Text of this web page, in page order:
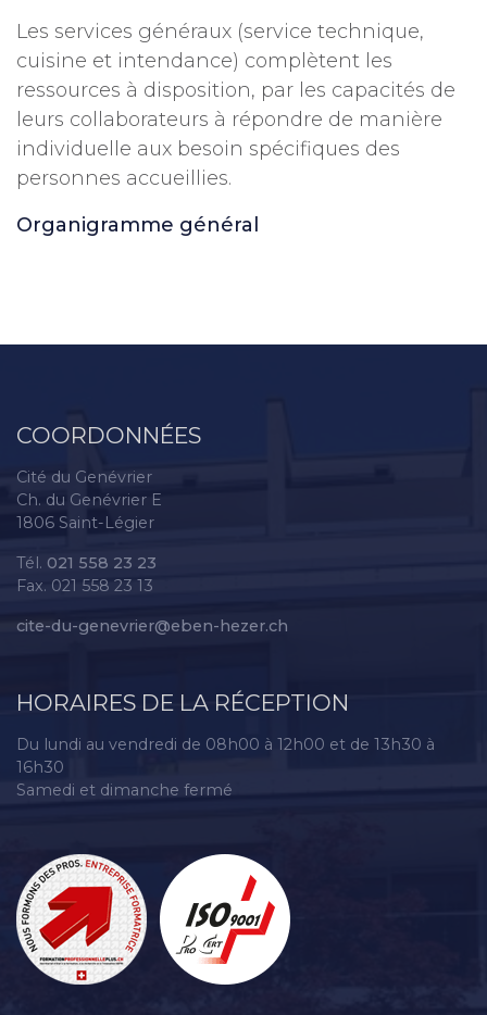
Les services généraux (service technique,
cuisine et intendance) complètent les
ressources à disposition, par les capacités de
leurs collaborateurs à répondre de manière
individuelle aux besoin spécifiques des
personnes accueillies.
Organigramme général
COORDONNÉES
Cité du Genévrier
Ch. du Genévrier E
1806 Saint-Légier
Tél. 021 558 23 23
Fax. 021 558 23 13
cite-du-genevrier@eben-hezer.ch
HORAIRES DE LA RÉCEPTION
Du lundi au vendredi de 08h00 à 12h00 et de 13h30 à
16h30
Samedi et dimanche fermé